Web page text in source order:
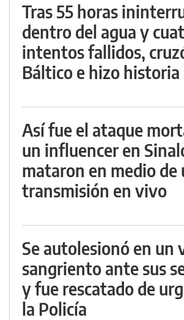
Tras 55 horas
dentro del agua y
intentos fallidos,
Báltico e hizo historia
Así fue el ataque
un influencer en
mataron en medio de
transmisión en vivo
Se autolesionó en un
sangriento ante sus
y fue rescatado de
la Policía